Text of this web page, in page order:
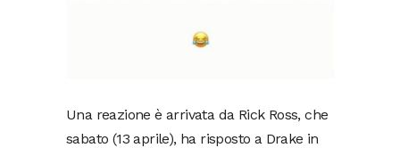
Una reazione è arrivata da Rick Ross, che
sabato (13 aprile), ha risposto a Drake in